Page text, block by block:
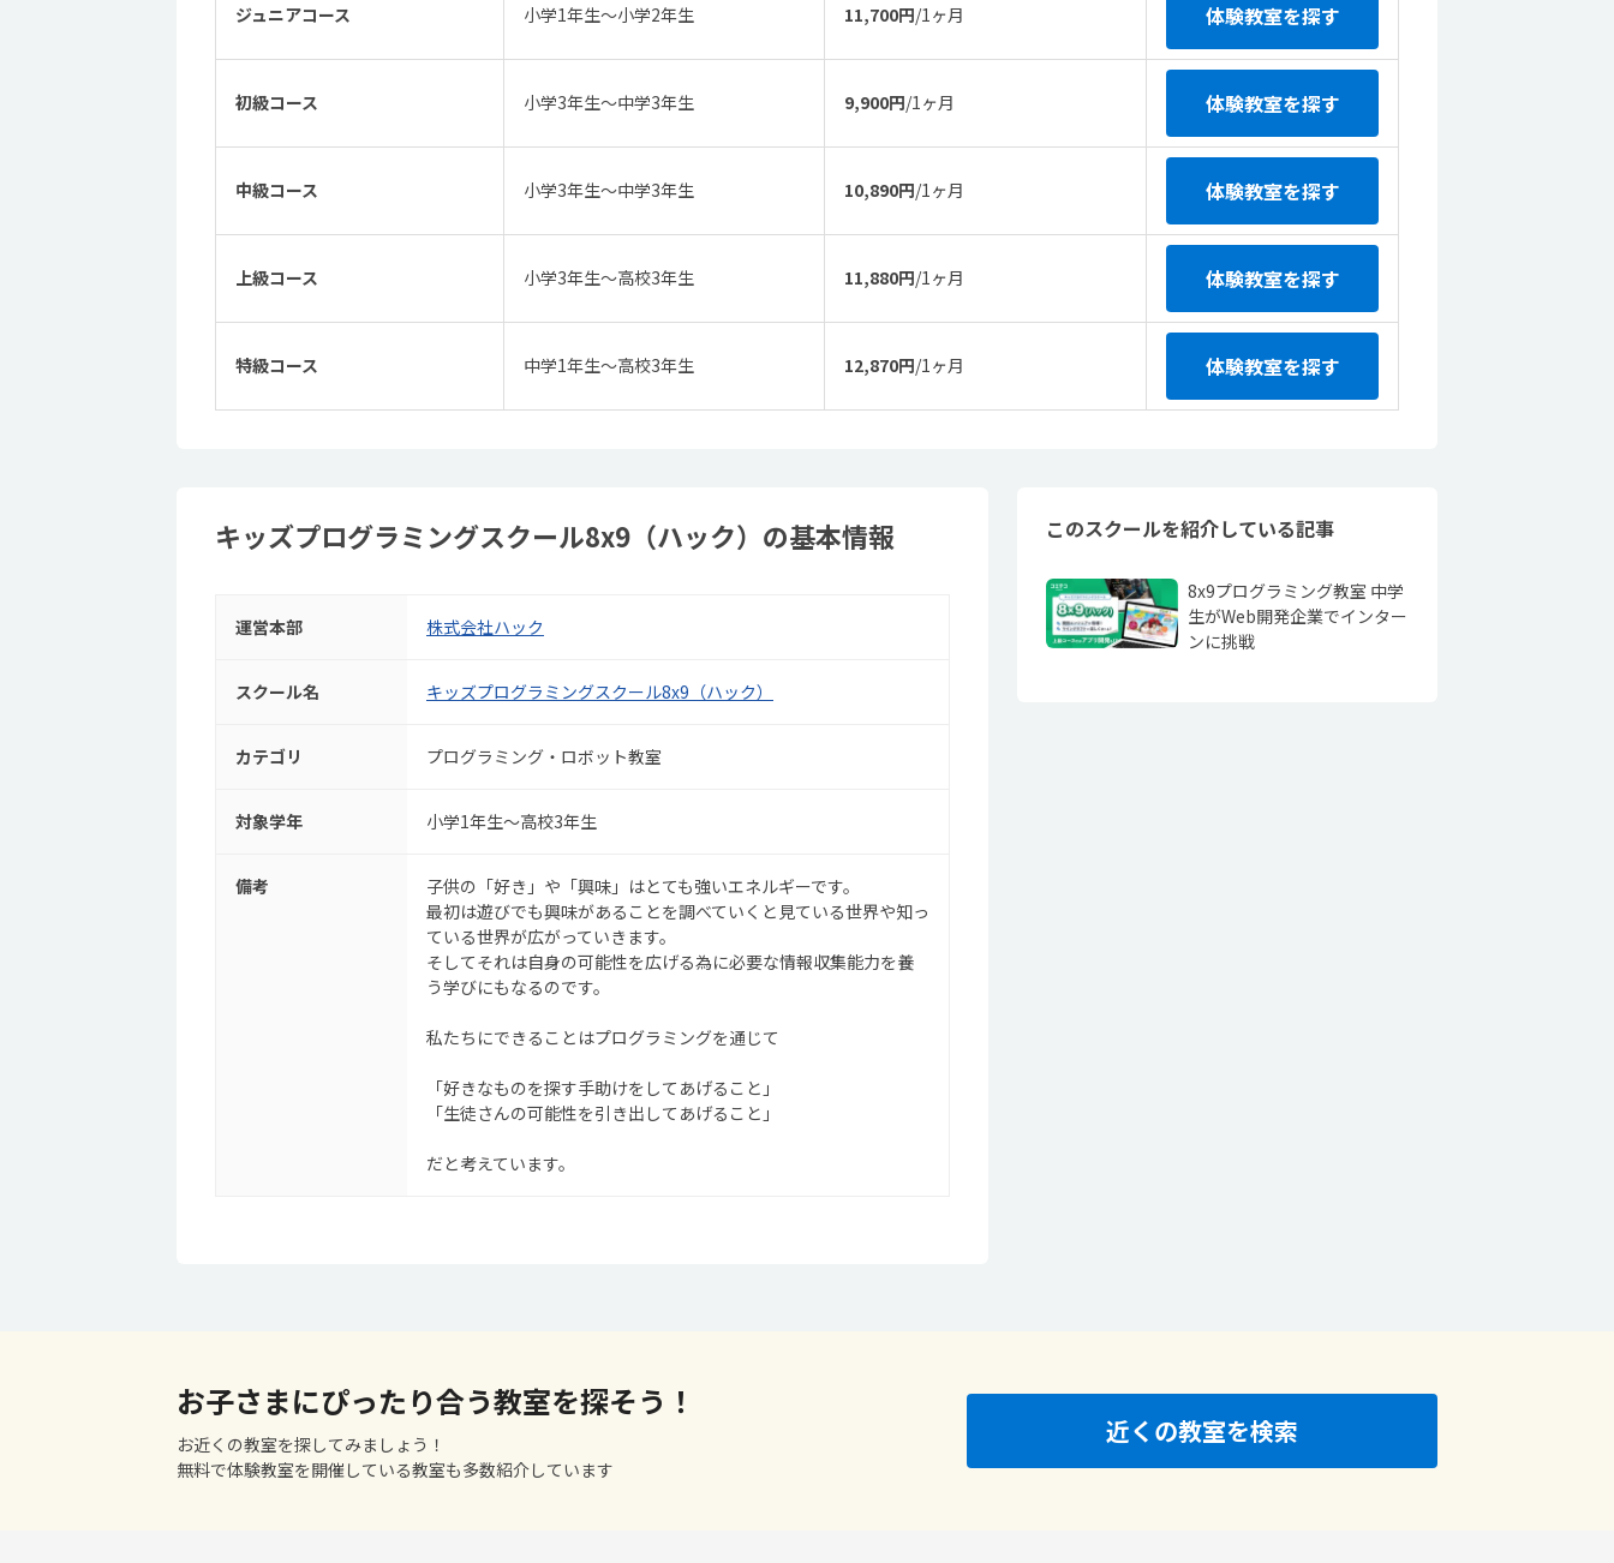
ジュニアコース 小学1年生〜小学2年生 11,700円/1ヶ月 体験教室を探す
初級コース 小学3年生〜中学3年生 9,900円/1ヶ月 体験教室を探す
中級コース 小学3年生〜中学3年生 10,890円/1ヶ月 体験教室を探す
上級コース 小学3年生〜高校3年生 11,880円/1ヶ月 体験教室を探す
特級コース 中学1年生〜高校3年生 12,870円/1ヶ月 体験教室を探す
キッズプログラミングスクール8x9（ハック）の基本情報
運営本部 株式会社ハック
スクール名 キッズプログラミングスクール8x9（ハック）
カテゴリ プログラミング・ロボット教室
対象学年 小学1年生～高校3年生
備考
子供の「好き」や「興味」はとても強いエネルギーです。
最初は遊びでも興味があることを調べていくと見ている世界や知っ
ている世界が広がっていきます。
そしてそれは自身の可能性を広げる為に必要な情報収集能力を養
う学びにもなるのです。
私たちにできることはプログラミングを通じて
「好きなものを探す手助けをしてあげること」
「生徒さんの可能性を引き出してあげること」
だと考えています。
このスクールを紹介している記事
8x9プログラミング教室 中学
生がWeb開発企業でインター
ンに挑戦
お子さまにぴったり合う教室を探そう！
お近くの教室を探してみましょう！
無料で体験教室を開催している教室も多数紹介しています
近くの教室を検索